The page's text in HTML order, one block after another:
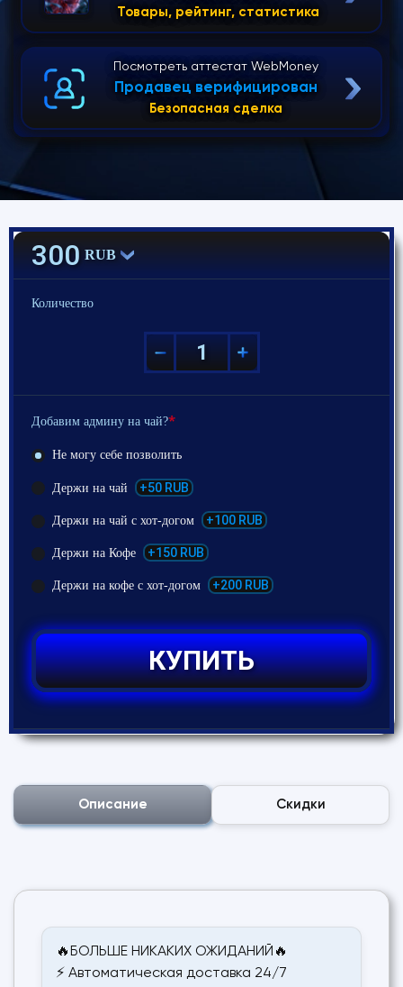
Товары, рейтинг, статистика
Посмотреть аттестат WebMoney
Продавец верифицирован
Безопасная сделка
300 RUB
Количество
Добавим админу на чай?*
Не могу себе позволить
Держи на чай +50 RUB
Держи на чай с хот-догом +100 RUB
Держи на Кофе +150 RUB
Держи на кофе с хот-догом +200 RUB
КУПИТЬ
Описание Скидки
🔥БОЛЬШЕ НИКАКИХ ОЖИДАНИЙ🔥
⚡️ Автоматическая доставка 24/7